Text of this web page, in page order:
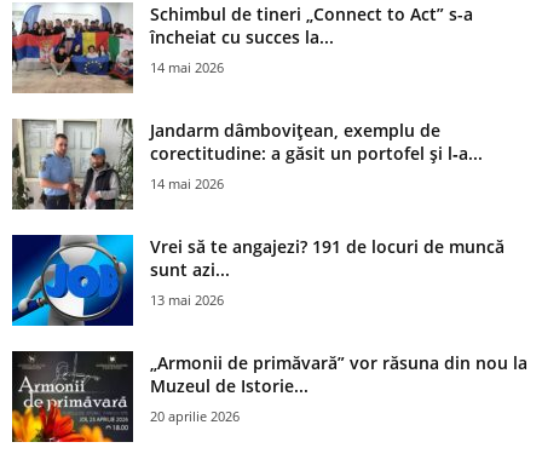
Schimbul de tineri „Connect to Act” s-a
încheiat cu succes la...
14 mai 2026
Jandarm dâmbovițean, exemplu de
corectitudine: a găsit un portofel și l‑a...
14 mai 2026
Vrei să te angajezi? 191 de locuri de muncă
sunt azi...
13 mai 2026
„Armonii de primăvară” vor răsuna din nou la
Muzeul de Istorie...
20 aprilie 2026